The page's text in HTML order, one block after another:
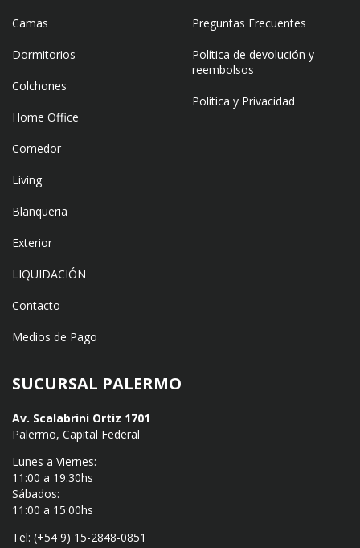
Camas
Dormitorios
Colchones
Home Office
Comedor
Living
Blanqueria
Exterior
LIQUIDACIÓN
Contacto
Medios de Pago
Preguntas Frecuentes
Política de devolución y
reembolsos
Política y Privacidad
SUCURSAL PALERMO
Av. Scalabrini Ortiz 1701
Palermo, Capital Federal
Lunes a Viernes:
11:00 a 19:30hs
Sábados:
11:00 a 15:00hs
Tel: (+54 9) 15-2848-0851